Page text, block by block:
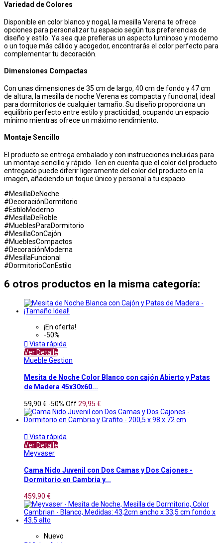
Variedad de Colores
Disponible en color blanco y nogal, la mesilla Verena te ofrece
opciones para personalizar tu espacio según tus preferencias de
diseño y estilo. Ya sea que prefieras un aspecto luminoso y moderno
o un toque más cálido y acogedor, encontrarás el color perfecto para
complementar tu decoración.
Dimensiones Compactas
Con unas dimensiones de 35 cm de largo, 40 cm de fondo y 47 cm
de altura, la mesilla de noche Verena es compacta y funcional, ideal
para dormitorios de cualquier tamaño. Su diseño proporciona un
equilibrio perfecto entre estilo y practicidad, ocupando un espacio
mínimo mientras ofrece un máximo rendimiento.
Montaje Sencillo
El producto se entrega embalado y con instrucciones incluidas para
un montaje sencillo y rápido. Ten en cuenta que el color del producto
entregado puede diferir ligeramente del color del producto en la
imagen, añadiendo un toque único y personal a tu espacio.
#MesillaDeNoche
#DecoraciónDormitorio
#EstiloModerno
#MesillaDeRoble
#MueblesParaDormitorio
#MesillaConCajón
#MueblesCompactos
#DecoraciónModerna
#MesillaFuncional
#DormitorioConEstilo
6 otros productos en la misma categoría:
¡En oferta!
-50%
 Vista rápida
Ver Detalle
Mueble Gestion
Mesita de Noche Color Blanco con cajón Abierto y Patas
de Madera 45x30x60...
59,90 € -50% Off29,95 €
 Vista rápida
Ver Detalle
Meyvaser
Cama Nido Juvenil con Dos Camas y Dos Cajones -
Dormitorio en Cambria y...
459,90 €
Nuevo